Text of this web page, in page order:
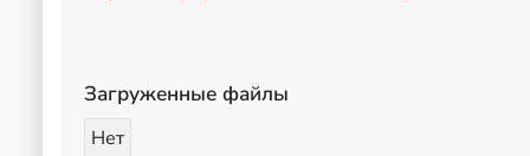
Загруженные файлы
Нет